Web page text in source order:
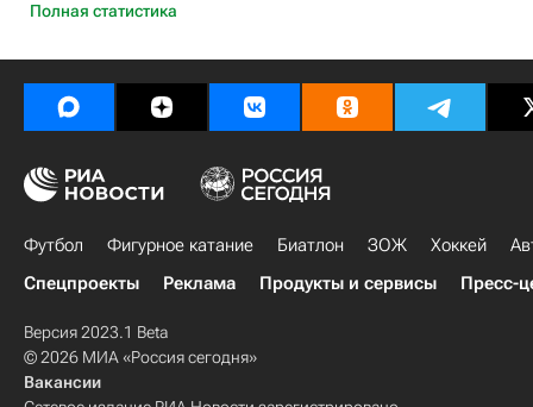
Полная статистика
Футбол Фигурное катание Биатлон ЗОЖ Хоккей
Спецпроекты
Реклама Продукты и сервисы Пресс-
Версия 2023.1 Beta
© 2026 МИА «Россия сегодня»
Вакансии